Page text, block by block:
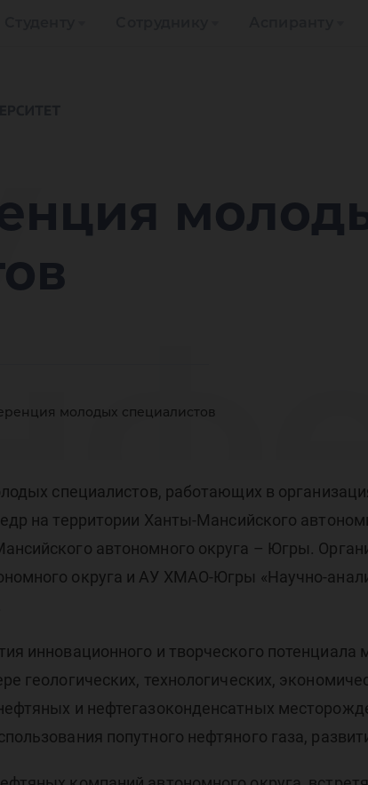
молодых специалистов
специалистов, работающих в
на территории Ханты-Мансийского
автономного округа – Югры.
округа и АУ ХМАО-Югры «Научно-
инновационного и творческого
геологических, технологических,
и нефтегазоконденсатных
попутного нефтяного газа,